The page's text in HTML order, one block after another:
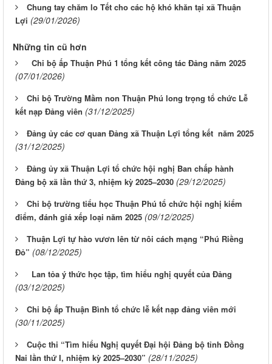
Chung tay chăm lo Tết cho các hộ khó khăn tại xã Thuận
Lợi (29/01/2026)
Những tin cũ hơn
Chi bộ ấp Thuận Phú 1 tổng kết công tác Đảng năm 2025
(07/01/2026)
Chi bộ Trường Mầm non Thuận Phú long trọng tổ chức Lễ
kết nạp Đảng viên (31/12/2025)
Đảng ủy các cơ quan Đảng xã Thuận Lợi tổng kết năm 2025
(31/12/2025)
Đảng ủy xã Thuận Lợi tổ chức hội nghị Ban chấp hành
Đảng bộ xã lần thứ 3, nhiệm kỳ 2025–2030 (29/12/2025)
Chi bộ trường tiểu học Thuận Phú tổ chức hội nghị kiểm
điểm, đánh giá xếp loại năm 2025 (09/12/2025)
Thuận Lợi tự hào vươn lên từ nôi cách mạng “Phú Riềng
Đỏ” (08/12/2025)
Lan tỏa ý thức học tập, tìm hiểu nghị quyết của Đảng
(03/12/2025)
Chi bộ ấp Thuận Bình tổ chức lễ kết nạp đảng viên mới
(30/11/2025)
Cuộc thi “Tìm hiểu Nghị quyết Đại hội Đảng bộ tỉnh Đồng
Nai lần thứ I, nhiệm kỳ 2025–2030” (28/11/2025)